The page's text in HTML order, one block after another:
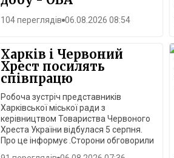
104 переглядів 06.08.2026 08:54
Харків і Червоний
Хрест посилять
співпрацю
Робоча зустріч представників
Харківської міської ради з
керівництвом Товариства Червоного
Хреста України відбулася 5 серпня.
Про це інформує .Сторони обговорили